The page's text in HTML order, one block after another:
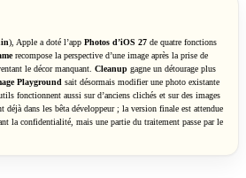
), Apple a doté l’app Photos d’iOS 27 de quatre fonctions
recompose la perspective d’une image après la prise de
le décor manquant. Cleanup gagne un détourage plus
Playground sait désormais modifier une photo existante
fonctionnent aussi sur d’anciens clichés et sur des images
déjà dans les bêta développeur ; la version finale est attendue
la confidentialité, mais une partie du traitement passe par le